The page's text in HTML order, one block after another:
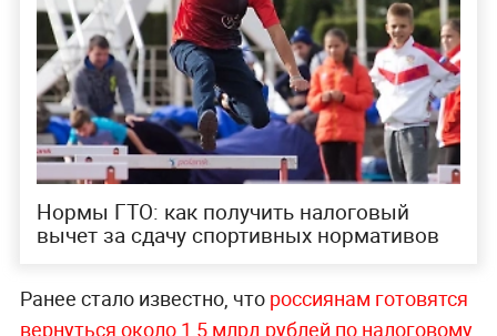
Нормы ГТО: как получить налоговый
вычет за сдачу спортивных нормативов
Ранее стало известно, чтороссиянам готовятся
вернуться около 1,5 млрд рублей по налоговому